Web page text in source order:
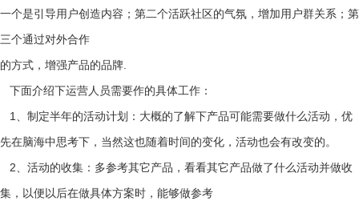
一个是引导用户创造内容；第二个活跃社区的气氛，增加用户群关系；第
三个通过对外合作
的方式，增强产品的品牌.
下面介绍下运营人员需要作的具体工作：
1、制定半年的活动计划：大概的了解下产品可能需要做什么活动，优
先在脑海中思考下，当然这也随着时间的变化，活动也会有改变的。
2、活动的收集：多参考其它产品，看看其它产品做了什么活动并做收
集，以便以后在做具体方案时，能够做参考